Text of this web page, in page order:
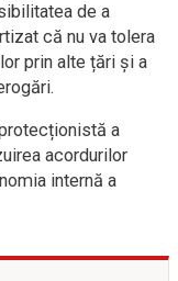
de a
că nu va tolera
prin alte țări și a
a
acordurilor
internă a